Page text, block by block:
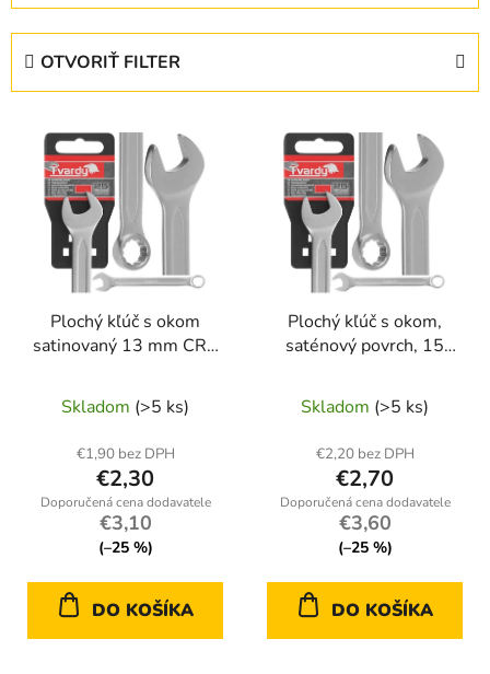
d
OTVORIŤ FILTER
Plochý kľúč s okom
satinovaný 13 mm CRV
Skladom (>5 ks)
€1,90 bez DPH
€2,30
€3,10
(–25 %)
DO KOŠÍKA
Plochý kľúč s okom,
saténový povrch, 15
DIN3113A(10/150)
Skladom (>5 ks)
€2,20 bez DPH
€2,70
€3,60
(–25 %)
DO KOŠÍKA